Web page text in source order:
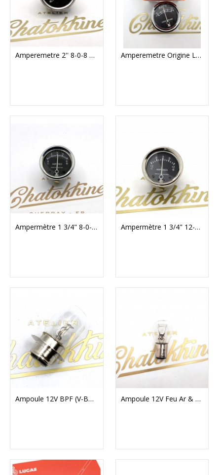
Amperemetre 2'' 8-0-8 Lucas Replica Amperemetre Origine Lucas 1""3/4 12A (V-LU36403)
Ampermètre 1 3/4" 8-0-8 Noir (V-AM001) Ampermètre 1 3/4" 12-0-12 Noir (V-AM003)
Ampoule 12V BPF (V-BULB414) Ampoule 12V Feu Ar & Stop (V-BULB380)